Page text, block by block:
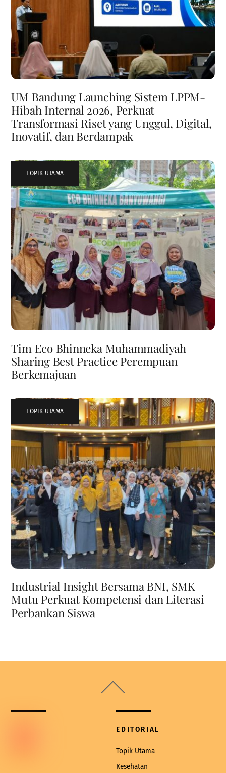
UM Bandung Launching Sistem LPPM-
Hibah Internal 2026, Perkuat
Transformasi Riset yang Unggul, Digital,
Inovatif, dan Berdampak
TOPIK UTAMA
Tim Eco Bhinneka Muhammadiyah
Sharing Best Practice Perempuan
Berkemajuan
TOPIK UTAMA
Industrial Insight Bersama BNI, SMK
Mutu Perkuat Kompetensi dan Literasi
Perbankan Siswa
To
EDITORIAL
Topik Utama
Kesehatan